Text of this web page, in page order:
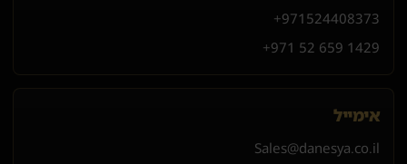
+971 524408373
+971 52 659 1429
אימייל
Sales@danesya.co.il